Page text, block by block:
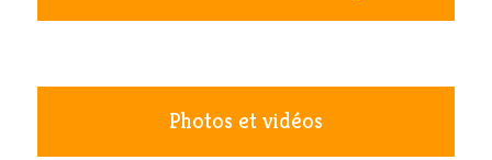
Photos et vidéos